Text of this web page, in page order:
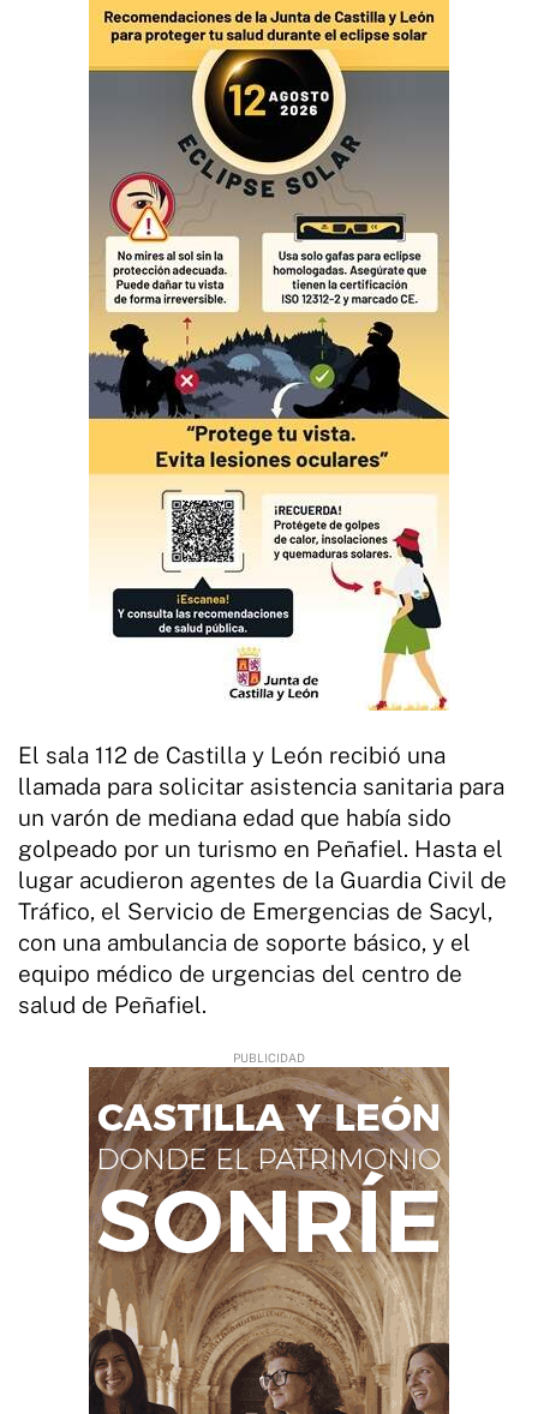
El sala 112 de Castilla y León recibió una
llamada para solicitar asistencia sanitaria para
un varón de mediana edad que había sido
golpeado por un turismo en Peñafiel. Hasta el
lugar acudieron agentes de la Guardia Civil de
Tráfico, el Servicio de Emergencias de Sacyl,
con una ambulancia de soporte básico, y el
equipo médico de urgencias del centro de
salud de Peñafiel.